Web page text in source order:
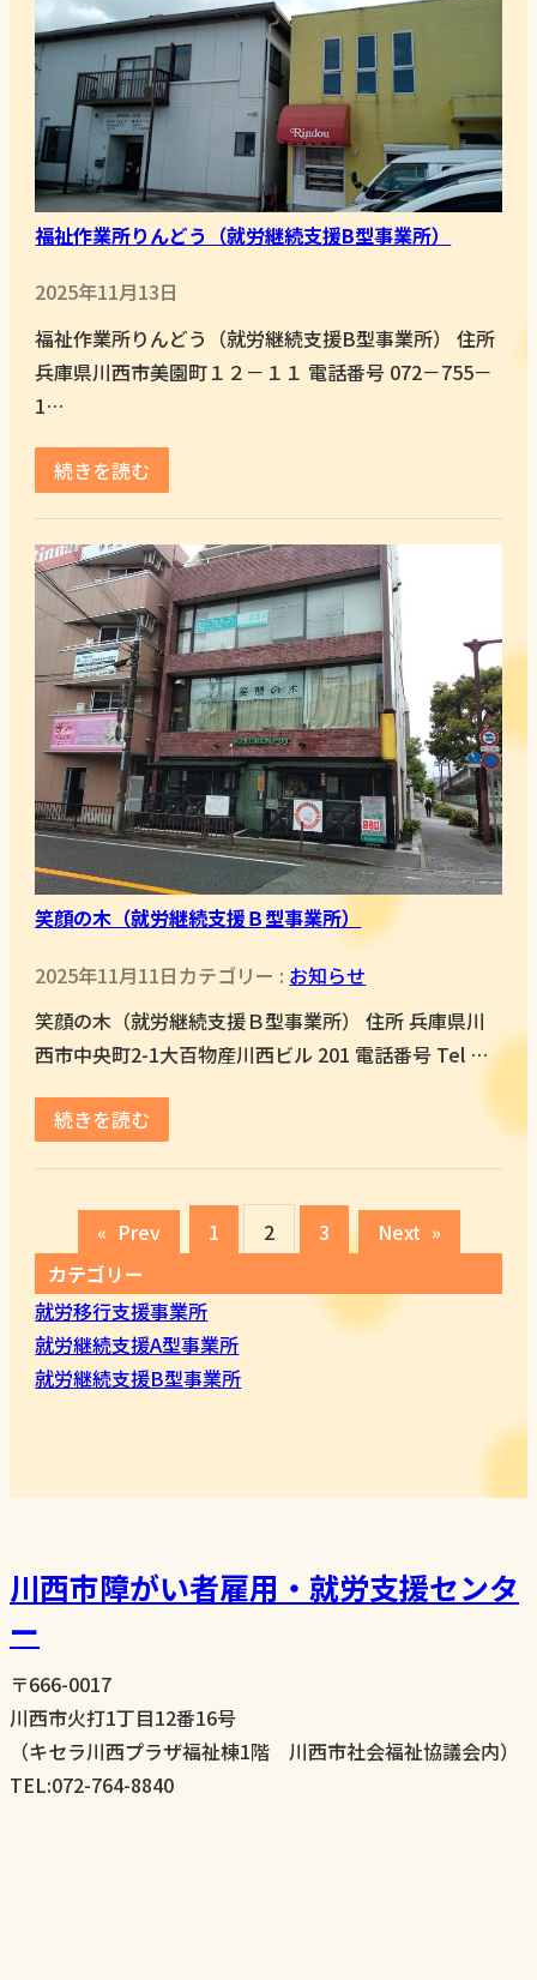
福祉作業所りんどう（就労継続支援B型事業所）
2025年11月13日
福祉作業所りんどう（就労継続支援B型事業所） 住所
兵庫県川西市美園町１２－１１ 電話番号 072－755－
1…
続きを読む
笑顔の木（就労継続支援Ｂ型事業所）
2025年11月11日カテゴリー : お知らせ
笑顔の木（就労継続支援Ｂ型事業所） 住所 兵庫県川
西市中央町2-1大百物産川西ビル 201 電話番号 Tel …
続きを読む
« Prev 1 2 3 Next »
カテゴリー
就労移行支援事業所
就労継続支援A型事業所
就労継続支援B型事業所
川西市障がい者雇用・就労支援センタ
ー
〒666-0017
川西市火打1丁目12番16号
（キセラ川西プラザ福祉棟1階 川西市社会福祉協議会内）
TEL:072-764-8840